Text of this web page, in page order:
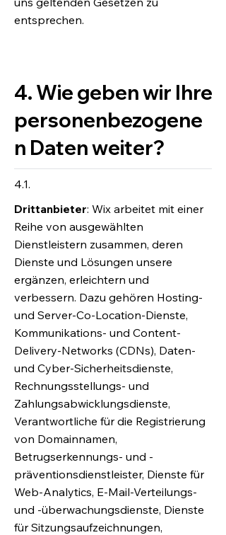
entsprechen.
4. Wie geben wir Ihre
personenbezogene
n Daten weiter?
4.1.
Drittanbieter: Wix arbeitet mit einer
Reihe von ausgewählten
Dienstleistern zusammen, deren
Dienste und Lösungen unsere
ergänzen, erleichtern und
verbessern. Dazu gehören Hosting-
und Server-Co-Location-Dienste,
Kommunikations- und Content-
Delivery-Networks (CDNs), Daten-
und Cyber-Sicherheitsdienste,
Rechnungsstellungs- und
Zahlungsabwicklungsdienste,
Verantwortliche für die Registrierung
von Domainnamen,
Betrugserkennungs- und -
präventionsdienstleister, Dienste für
Web-Analytics, E-Mail-Verteilungs-
und -überwachungsdienste, Dienste
für Sitzungsaufzeichnungen,